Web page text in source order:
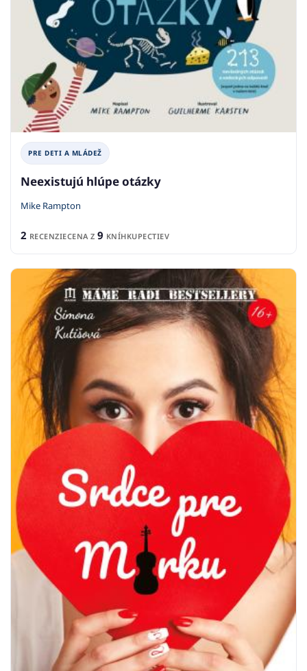
PRE DETI A MLÁDEŽ
Neexistujú hlúpe otázky
Mike Rampton
2 RECENZIECENA Z 9 KNÍHKUPECTIEV